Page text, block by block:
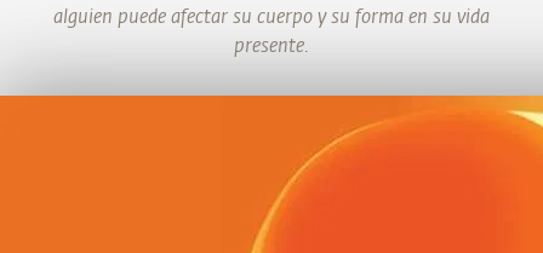
alguien puede afectar su cuerpo y su forma en su vida
presente.